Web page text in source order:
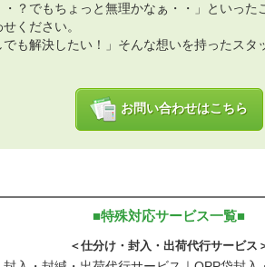
・？でもちょっと無理かなぁ・・」といった
ください。
でも解決したい！」そんな想いを持ったスタ
お問い合わせはこちら
■特殊対応サービス一覧■
＜仕分け・封入・出荷代行サービス